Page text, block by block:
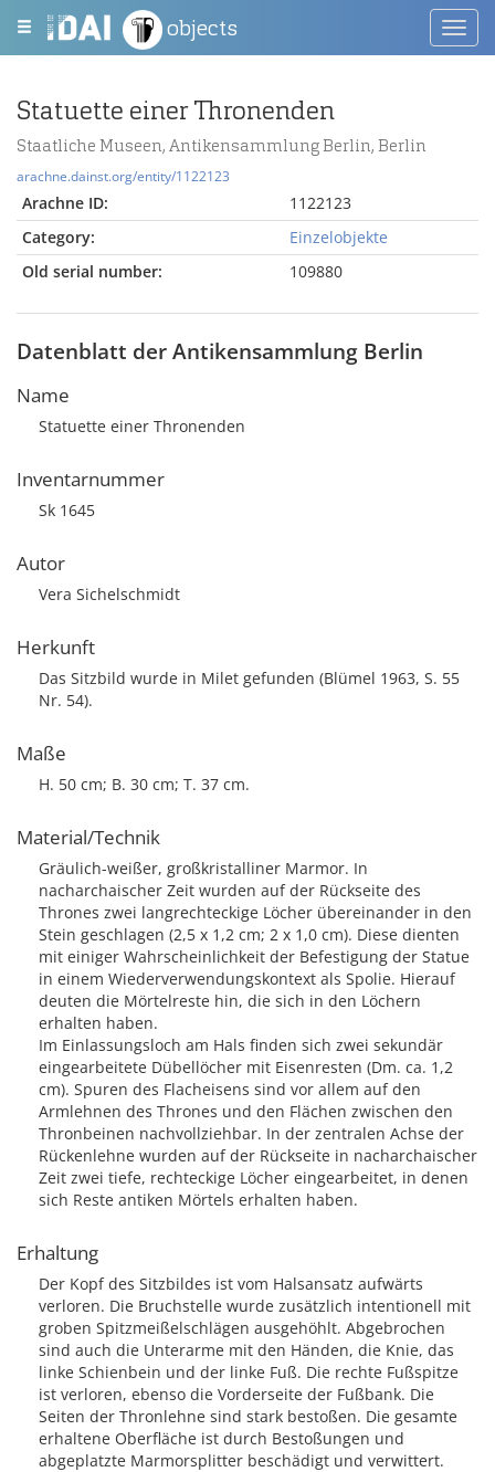
objects
Statuette einer Thronenden
Staatliche Museen, Antikensammlung Berlin, Berlin
arachne.dainst.org/entity/1122123
Arachne ID:
1122123
Category:
Einzelobjekte
Old serial number:
109880
Datenblatt der Antikensammlung Berlin
Name
Statuette einer Thronenden
Inventarnummer
Sk 1645
Autor
Vera Sichelschmidt
Herkunft
Das Sitzbild wurde in Milet gefunden (Blümel 1963, S. 55
Nr. 54).
Maße
H. 50 cm; B. 30 cm; T. 37 cm.
Material/Technik
Gräulich-weißer, großkristalliner Marmor. In
nacharchaischer Zeit wurden auf der Rückseite des
Thrones zwei langrechteckige Löcher übereinander in den
Stein geschlagen (2,5 x 1,2 cm; 2 x 1,0 cm). Diese dienten
mit einiger Wahrscheinlichkeit der Befestigung der Statue
in einem Wiederverwendungskontext als Spolie. Hierauf
deuten die Mörtelreste hin, die sich in den Löchern
erhalten haben.
Im Einlassungsloch am Hals finden sich zwei sekundär
eingearbeitete Dübellöcher mit Eisenresten (Dm. ca. 1,2
cm). Spuren des Flacheisens sind vor allem auf den
Armlehnen des Thrones und den Flächen zwischen den
Thronbeinen nachvollziehbar. In der zentralen Achse der
Rückenlehne wurden auf der Rückseite in nacharchaischer
Zeit zwei tiefe, rechteckige Löcher eingearbeitet, in denen
sich Reste antiken Mörtels erhalten haben.
Erhaltung
Der Kopf des Sitzbildes ist vom Halsansatz aufwärts
verloren. Die Bruchstelle wurde zusätzlich intentionell mit
groben Spitzmeißelschlägen ausgehöhlt. Abgebrochen
sind auch die Unterarme mit den Händen, die Knie, das
linke Schienbein und der linke Fuß. Die rechte Fußspitze
ist verloren, ebenso die Vorderseite der Fußbank. Die
Seiten der Thronlehne sind stark bestoßen. Die gesamte
erhaltene Oberfläche ist durch Bestoßungen und
abgeplatzte Marmorsplitter beschädigt und verwittert.